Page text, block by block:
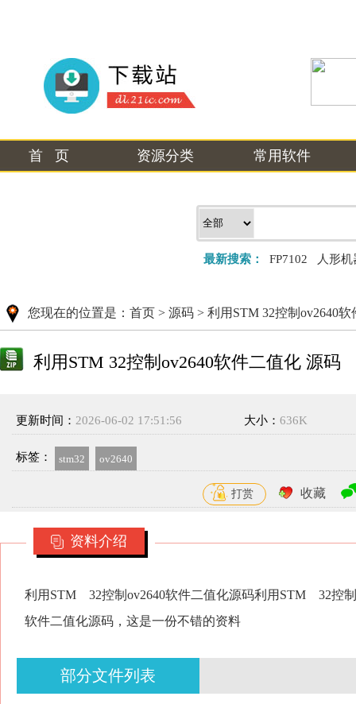
首 页 资源分类 常用软件
最新搜索： FP7102 人形
您现在的位置是： 首页 > 源码 > 利用STM 32控制ov2640
利用STM 32控制ov2640软件二值化 源码
更新时间： 2026-06-02 17:51:56 大小： 636K
标签： stm32 ov2640
打赏 收藏
资料介绍
利用STM 32控制ov2640软件二值化源码利用STM 32控
软件二值化源码，这是一份不错的资料
部分文件列表